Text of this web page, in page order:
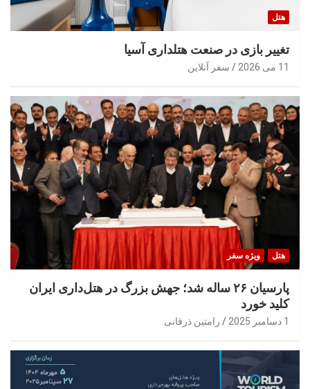
هتل
تغییر بازی در صنعت هتلداری آسیا
11 می 2026 سفر آنلاین
هتل ویژه سفر
پارسیان ۲۶ ساله شد؛ جهش بزرگ در هتل‌داری ایران
کلید خورد
1 دسامبر 2025 رامتین ذرقانی